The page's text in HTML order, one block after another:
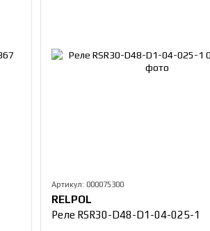
Артикул: 000075300
RELPOL
Реле RSR30-D48-D1-04-025-1